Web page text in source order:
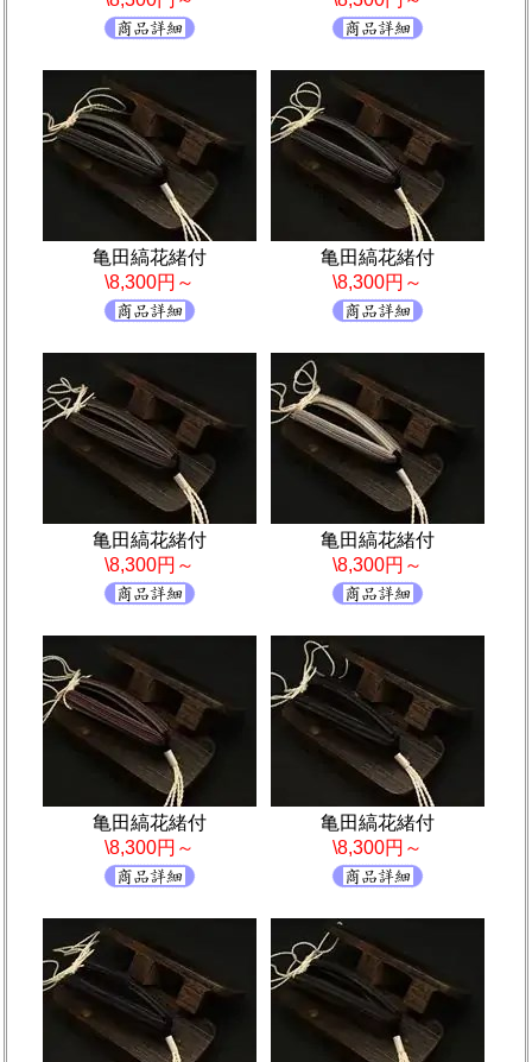
亀田縞花緒付
\8,300円～
亀田縞花緒付
\8,300円～
亀田縞花緒付
\8,300円～
亀田縞花緒付
\8,300円～
亀田縞花緒付
\8,300円～
亀田縞花緒付
\8,300円～